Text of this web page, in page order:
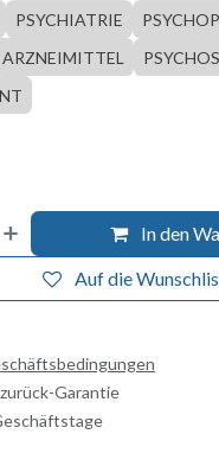
PSYCHIATRIE
ARZNEIMITTEL
In den
Auf die
Garantie